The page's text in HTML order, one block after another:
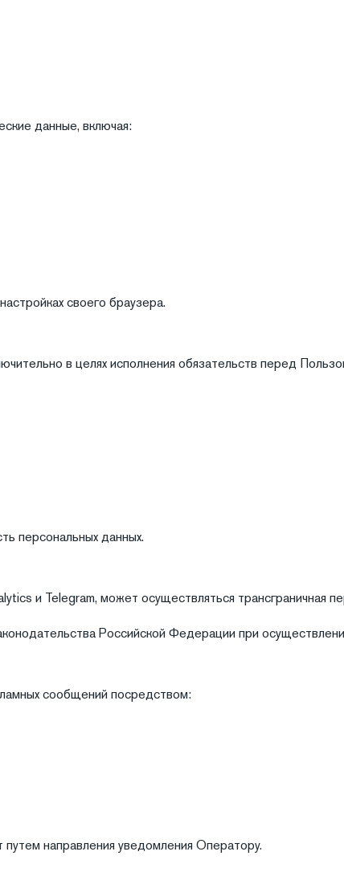
данные, включая:
своего браузера.
в целях исполнения обязательств перед
персональных данных.
и Telegram, может осуществляться трансграничная
Российской Федерации при
сообщений посредством:
направления уведомления Оператору.